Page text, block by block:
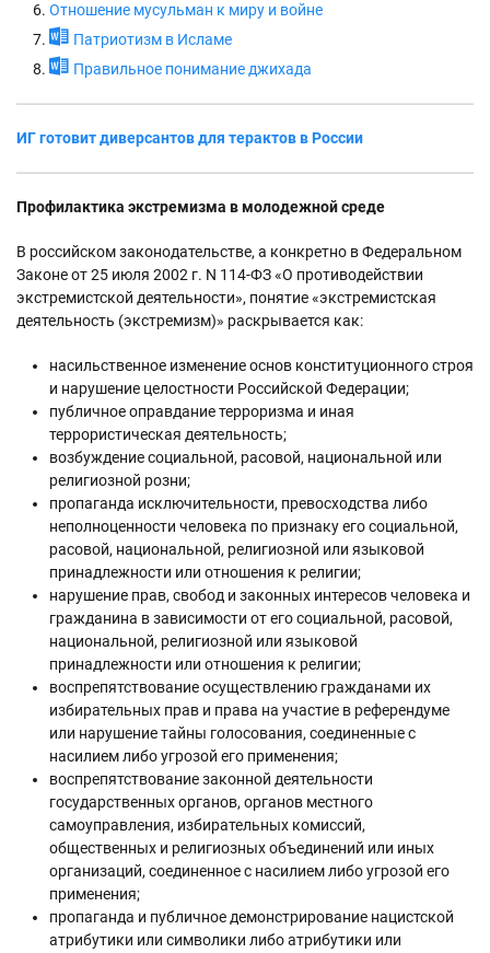
Отношение мусульман к миру и войне
Патриотизм в Исламе
Правильное понимание джихада
ИГ готовит диверсантов для терактов в России
Профилактика экстремизма в молодежной среде
В российском законодательстве, а конкретно в Федеральном
Законе от 25 июля 2002 г. N 114-ФЗ «О противодействии
экстремистской деятельности», понятие «экстремистская
деятельность (экстремизм)» раскрывается как:
насильственное изменение основ конституционного строя
и нарушение целостности Российской Федерации;
публичное оправдание терроризма и иная
террористическая деятельность;
возбуждение социальной, расовой, национальной или
религиозной розни;
пропаганда исключительности, превосходства либо
неполноценности человека по признаку его социальной,
расовой, национальной, религиозной или языковой
принадлежности или отношения к религии;
нарушение прав, свобод и законных интересов человека и
гражданина в зависимости от его социальной, расовой,
национальной, религиозной или языковой
принадлежности или отношения к религии;
воспрепятствование осуществлению гражданами их
избирательных прав и права на участие в референдуме
или нарушение тайны голосования, соединенные с
насилием либо угрозой его применения;
воспрепятствование законной деятельности
государственных органов, органов местного
самоуправления, избирательных комиссий,
общественных и религиозных объединений или иных
организаций, соединенное с насилием либо угрозой его
применения;
пропаганда и публичное демонстрирование нацистской
атрибутики или символики либо атрибутики или